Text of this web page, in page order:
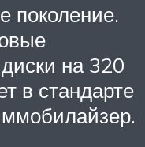
поколение.
на 320
в стандарте